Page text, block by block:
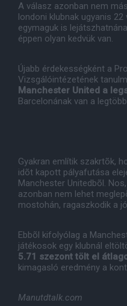
A válasz azonban nem
londoni klubnak ugyanis
egymaguk is
éppen olyan kedvük van.
Újabb érdekességként a
Vizsgálóintézetének
Manchester United a
Barcelonának van a
Gyakran említik szakrtõk,
idõt kapott pályafutása
Manchester Unitedbõl.
azonban nem lehet
mostohán, ragaszkodik a
Ebbõl kifolyólag a
játékosok egy klubnál
5.71 szezont tölt el
kimagasló eredmény a
Manutdtalk.com